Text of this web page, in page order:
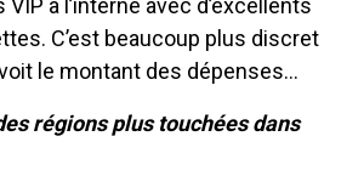
à l’interne avec d’excellents
C’est beaucoup plus discret
le montant des dépenses…
régions plus touchées dans